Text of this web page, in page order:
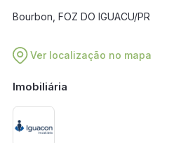
Bourbon, FOZ DO IGUACU/PR
Ver localização no mapa
Imobiliária